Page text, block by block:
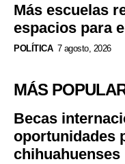
Más escuelas
espacios para
POLÍTICA 7 agosto, 2026
MÁS
Becas
oportunidades
chihuahuenses